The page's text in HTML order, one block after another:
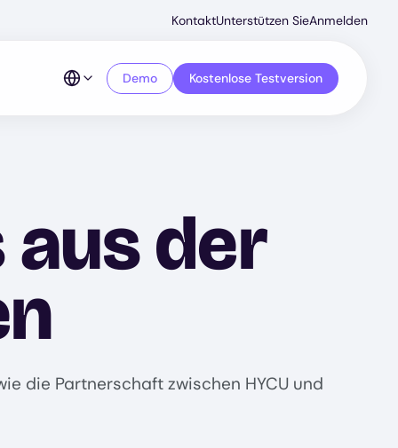
Menu
KontaktUnterstützen SieAnmelden
Demo Kostenlose Testversion
aus der
die Partnerschaft zwischen HYCU und